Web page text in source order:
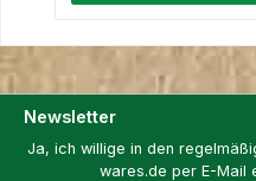
Newsletter
Ja, ich willige in den
wares.de per E-Mail